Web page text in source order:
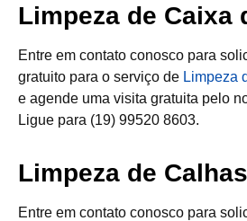
Limpeza de Caixa
Entre em contato conosco para
gratuito para o serviço de Limpeza
e agende uma visita gratuita pelo
Ligue para (19) 99520 8603.
Limpeza de Calhas
Entre em contato conosco para